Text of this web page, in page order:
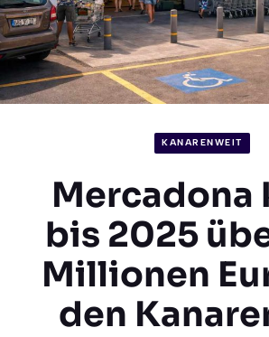
KANARENWEIT
Mercadona
bis 2025
Millionen
den